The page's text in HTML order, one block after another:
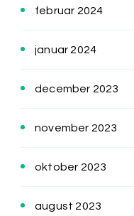
februar 2024
januar 2024
december 2023
november 2023
oktober 2023
august 2023